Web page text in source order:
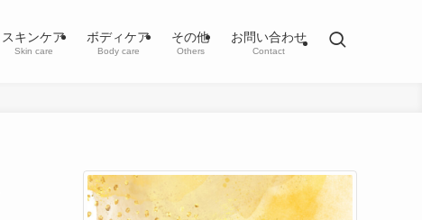
スキンケア
Skin care
ボディケア
Body care
その他
Others
お問い合わせ
Contact